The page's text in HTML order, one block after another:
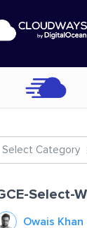
Select Category
Select-
Owais Khan